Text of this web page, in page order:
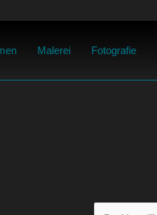
Malerei Fotografie